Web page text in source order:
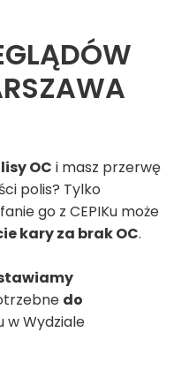
OC i masz przerwę
polis? Tylko
go z CEPIKu może
kary za brak OC.
do
w Wydziale